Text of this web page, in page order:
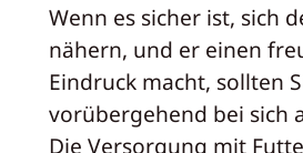
Wenn es sicher ist, sich
nähern, und er einen
Eindruck macht, sollten
vorübergehend bei sich
Die Versorgung mit